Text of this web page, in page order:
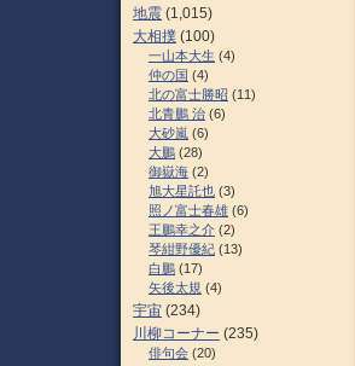
地震 (1,015)
大相撲 (100)
一山本大生 (4)
仲の国 (4)
北の富士勝昭 (11)
北青鵬 治 (6)
大砂嵐 (6)
大鵬 (28)
御嶽海 (2)
旭大星託也 (3)
照ノ富士春雄 (6)
王鵬幸之介 (2)
琴紺野優紀 (13)
白鵬 (17)
矢後太規 (4)
宇宙 (234)
川柳コーナー (235)
俳句会 (20)